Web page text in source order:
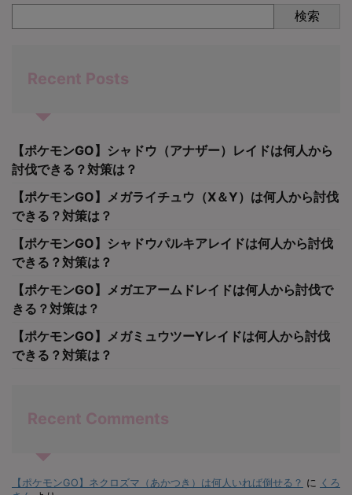
検索
Recent Posts
【ポケモンGO】シャドウ（アナザー）レイドは何人から
討伐できる？対策は？
【ポケモンGO】メガライチュウ（X＆Y）は何人から討伐
できる？対策は？
【ポケモンGO】シャドウパルキアレイドは何人から討伐
できる？対策は？
【ポケモンGO】メガエアームドレイドは何人から討伐で
きる？対策は？
【ポケモンGO】メガミュウツーYレイドは何人から討伐
できる？対策は？
Recent Comments
【ポケモンGO】ネクロズマ（あかつき）は何人いれば倒せる？ に くろ